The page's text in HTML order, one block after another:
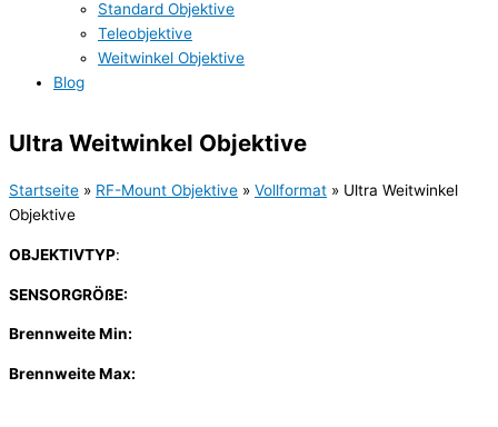
Standard Objektive
Teleobjektive
Weitwinkel Objektive
Blog
Ultra Weitwinkel Objektive
Startseite » RF-Mount Objektive » Vollformat » Ultra Weitwinkel
Objektive
OBJEKTIVTYP:
SENSORGRÖßE:
Brennweite Min:
Brennweite Max: